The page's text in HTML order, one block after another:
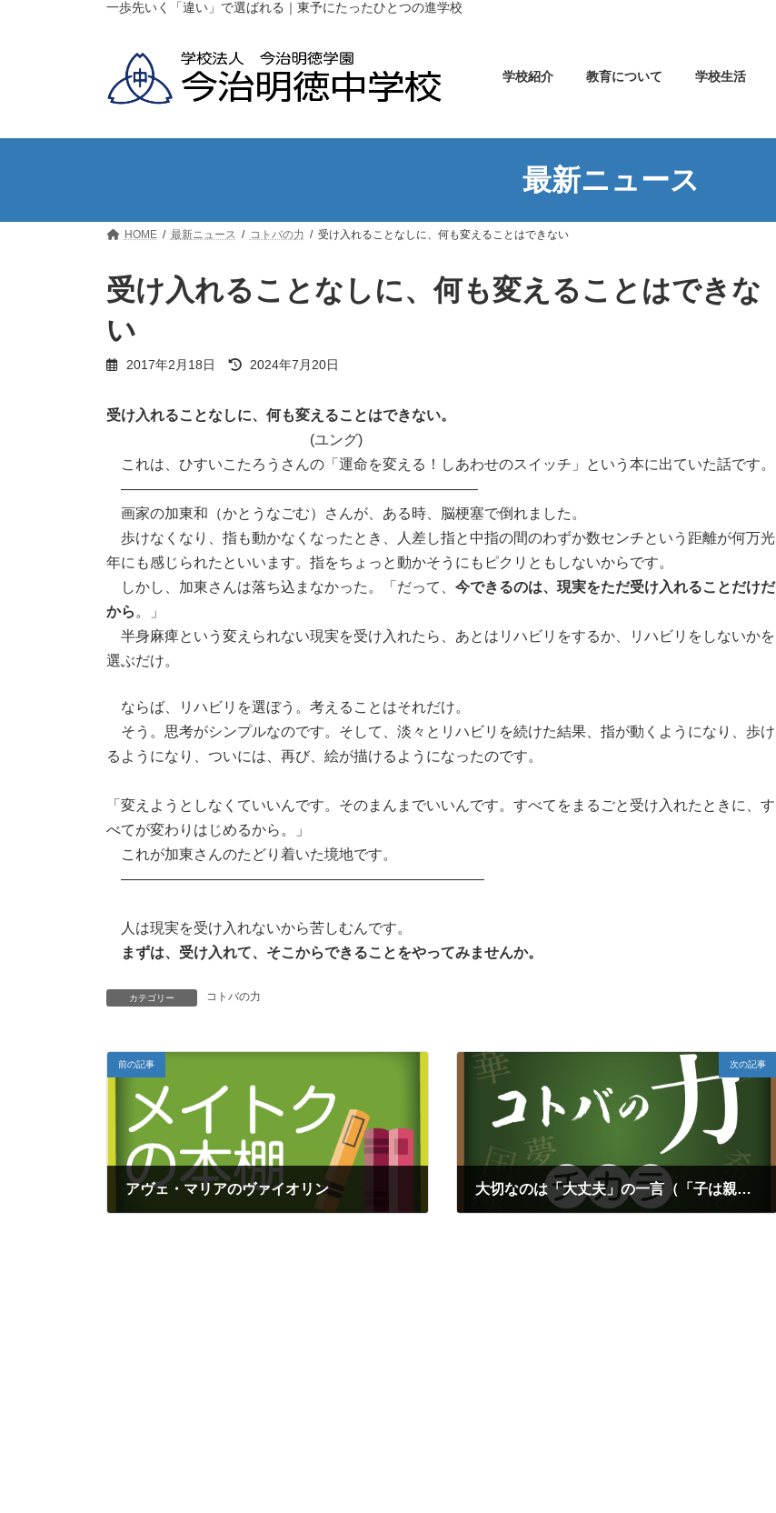
キ
に
一歩先いく「違い」で選ばれる｜東予にたったひとつの進学校
学校紹介 教育について 学校生活
最新ニュース
HOME 最新ニュース コトバの力 受け入れることなしに、何も変えることはできない
受け入れることなしに、何も変えることはできな
い
2017年2月18日
最
新
:
2024年7月20日
受け入れることなしに、何も変えることはできない。
(ユング)
これは、ひすいこたろうさんの「運命を変える！しあわせのスイッチ」という本に出ていた話です。
————————————————————————–
画家の加東和（かとうなごむ）さんが、ある時、脳梗塞で倒れました。
歩けなくなり、指も動かなくなったとき、人差し指と中指の間のわずか数センチという距離が何万光
年にも感じられたといいます。指をちょっと動かそうにもピクリともしないからです。
しかし、加東さんは落ち込まなかった。「だって、 今できるのは、現実をただ受け入れることだけだ
から 。」
半身麻痺という変えられない現実を受け入れたら、あとはリハビリをするか、リハビリをしないかを
選ぶだけ。
ならば、リハビリを選ぼう。考えることはそれだけ。
そう。思考がシンプルなのです。そして、淡々とリハビリを続けた結果、指が動くようになり、歩け
るようになり、ついには、再び、絵が描けるようになったのです。
「変えようとしなくていいんです。そのまんまでいいんです。すべてをまるごと受け入れたときに、す
べてが変わりはじめるから。」
これが加東さんのたどり着いた境地です。
—————————————————————————
人は現実を受け入れないから苦しむんです。
まずは、受け入れて、そこからできることをやってみませんか。
カテゴリー コトバの力
前の記事
アヴェ・マリアのヴァイオリン
次の記事
大切なのは「大丈夫」の一言（「子は親の鏡」シリーズ①）